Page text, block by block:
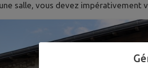
salle, vous devez